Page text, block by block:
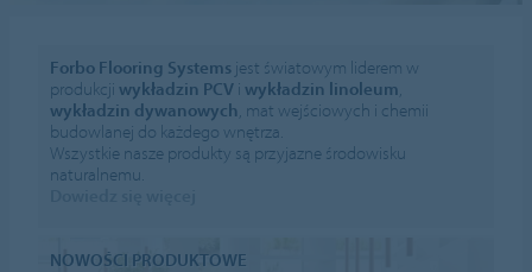
Forbo Flooring Systems jest światowym liderem w
produkcjiwykładzin PCV iwykładzin linoleum,
wykładzin dywanowych, mat wejściowych i chemii
budowlanej do każdego wnętrza.
Wszystkie nasze produkty są przyjazne środowisku
naturalnemu.
NOWOŚCI PRODUKTOWE